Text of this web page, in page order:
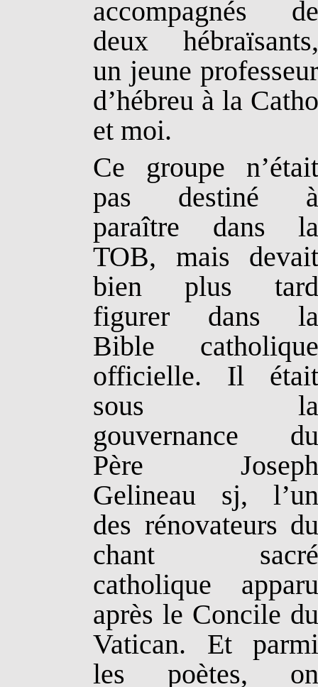
accompagnés
deux
un jeune
d’hébreu à la
et moi.
Ce groupe
pas destiné
paraître dans
TOB, mais
bien plus
figurer dans
Bible
officielle. Il
sous
gouvernance
Père
Gelineau sj,
des rénovateurs
chant
catholique
après le Concile
Vatican. Et
les poètes,